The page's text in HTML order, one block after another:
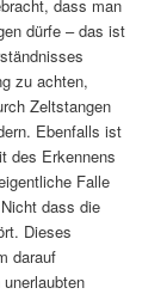
dass man
dürfe – das ist
zu achten,
Zeltstangen
Ebenfalls ist
des Erkennens
Falle
dass die
Dieses
darauf